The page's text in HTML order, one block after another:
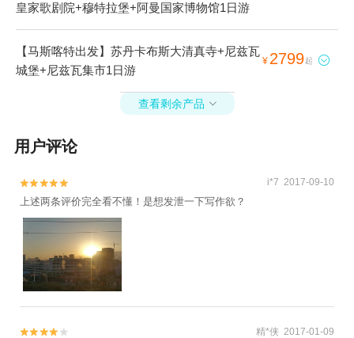
皇家歌剧院+穆特拉堡+阿曼国家博物馆1日游
【马斯喀特出发】苏丹卡布斯大清真寺+尼兹瓦
城堡+尼兹瓦集市1日游
¥ 2799起 
查看剩余产品 
用户评论

 i*7 2017-09-10
上述两条评价完全看不懂！是想发泄一下写作欲？

 精*侠 2017-01-09